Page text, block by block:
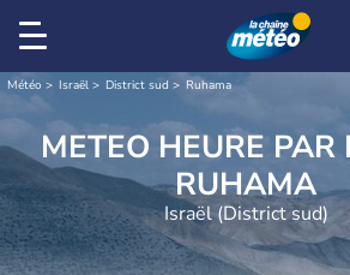
Météo Israël District sud Ruhama
METEO HEURE PAR
RUHAMA
Israël (District sud)